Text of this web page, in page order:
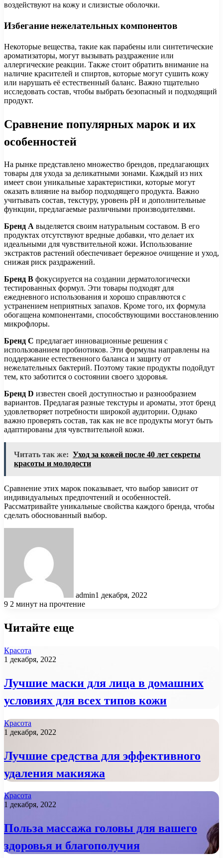
воздействуют на кожу и слизистые оболочки.
Избегание нежелательных компонентов
Некоторые вещества, такие как парабены или синтетические
ароматизаторы, могут вызывать раздражение или
аллергические реакции. Также стоит обратить внимание на
наличие красителей и спиртов, которые могут сушить кожу
или нарушать её естественный баланс. Важно тщательно
исследовать состав, чтобы выбрать безопасный и подходящий
продукт.
Сравнение популярных марок и их
особенностей
На рынке представлено множество брендов, предлагающих
товары для ухода за деликатными зонами. Каждый из них
имеет свои уникальные характеристики, которые могут
оказать влияние на выбор подходящего продукта. Важно
учитывать состав, текстуру, уровень pH и дополнительные
функции, предлагаемые различными производителями.
Бренд A выделяется своим натуральным составом. В его
продуктах отсутствуют вредные добавки, что делает их
идеальными для чувствительной кожи. Использование
экстрактов растений обеспечивает бережное очищение и уход,
снижая риск раздражений.
Бренд B фокусируется на создании дерматологически
тестированных формул. Эти товары подходят для
ежедневного использования и хорошо справляются с
устранением неприятных запахов. Кроме того, их формула
обогащена компонентами, способствующими восстановлению
микрофлоры.
Бренд C предлагает инновационные решения с
использованием пробиотиков. Эти формулы направлены на
поддержание естественного баланса и защиту от
нежелательных бактерий. Поэтому такие продукты подойдут
тем, кто заботится о состоянии своего здоровья.
Бренд D известен своей доступностью и разнообразием
вариантов. Предлагая разные текстуры и ароматы, этот бренд
удовлетворяет потребности широкой аудитории. Однако
важно проверять состав, так как не все продукты могут быть
адаптированы для чувствительной кожи.
Читать так же: Уход за кожей после 40 лет секреты
красоты и молодости
Сравнение этих марок показывает, что выбор зависит от
индивидуальных предпочтений и особенностей.
Рассматривайте уникальные свойства каждого бренда, чтобы
сделать обоснованный выбор.
admin1 декабря, 2022
9 2 минут на прочтение
Читайте еще
Красота
1 декабря, 2022
Лучшие маски для лица в домашних
условиях для всех типов кожи
Красота
1 декабря, 2022
Лучшие средства для эффективного
удаления макияжа
Красота
1 декабря, 2022
Польза массажа головы для вашего
здоровья и благополучия